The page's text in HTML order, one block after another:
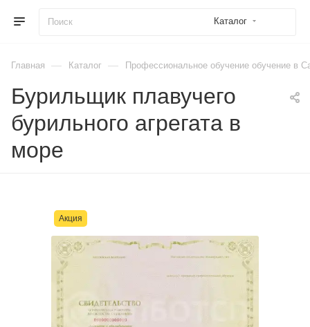
Каталог
Главная — Каталог — Профессиональное обучение обучение в
Бурильщик плавучего
бурильного агрегата в
море
Акция